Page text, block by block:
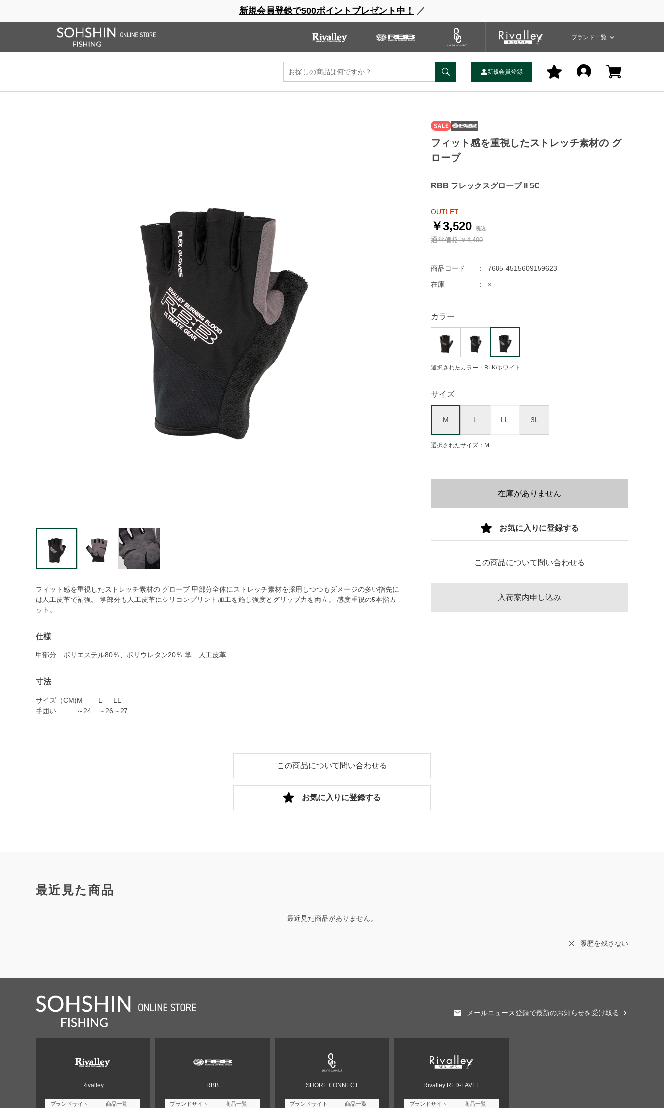
新規会員登録で500ポイントプレゼント中！ ／
ブランド一覧
ブランドサイト 商品一覧 ブランドサイト
新規会員登録
ウェーダー レインウェア フットウェア グローブ キャップ
RBB > RBB フレックスグローブ ll 5C
フィット感を重視したストレッチ素材の グローブ 甲部分全体にストレッチ素材を採用しつつもダメージの多い指先に
は人工皮革で補強。 掌部分も人工皮革にシリコンプリント加工を施し強度とグリップ力を両立。 感度重視の5本指カ
ット。
仕様
甲部分…ポリエステル80％、ポリウレタン20％ 掌…人工皮革
寸法
サイズ（CM)M L
LL
手囲い
～24 ～26 ～27
フィット感を重視したストレッチ素材の グ
ローブ
RBB フレックスグローブ ll 5C
OUTLET
￥3,520
通常価格￥4,400
商品コード 7685-4515609159623
在庫 ×
カラー
選択されたカラー：BLK/ホワイト
サイズ
M L LL 3L
選択されたサイズ：M
在庫がありません
入荷案内申し込み
この商品について問い合わせる
お気に入りに登録する
この商品について問い合わせる
お気に入りに登録する
最近見た商品
最近見た商品がありません。
履歴を残さない
メールニュース登録で最新のお知らせを受け取る
Rivalley
ブランドサイト 商品一覧
RBB
ブランドサイト 商品一覧
SHORE CONNECT
ブランドサイト 商品一覧
Rivalley RED-LAVEL
ブランドサイト 商品一覧